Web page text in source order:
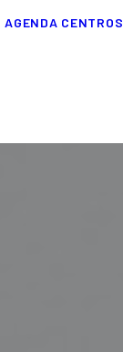
AGENDA CENTROS